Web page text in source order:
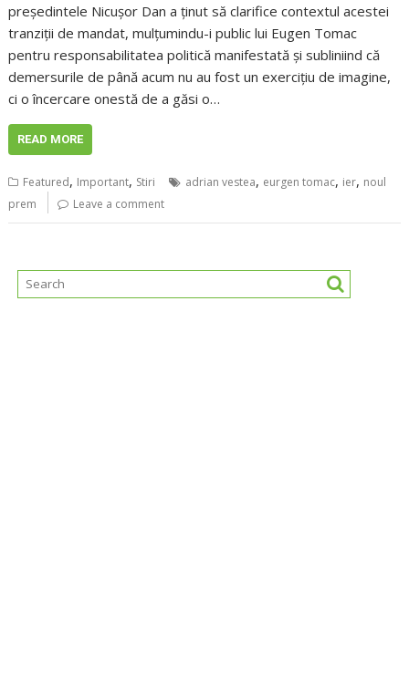
președintele Nicușor Dan a ținut să clarifice contextul acestei
tranziții de mandat, mulțumindu-i public lui Eugen Tomac
pentru responsabilitatea politică manifestată și subliniind că
demersurile de până acum nu au fost un exercițiu de imagine,
ci o încercare onestă de a găsi o…
READ MORE
Featured, Important, Stiri adrian vestea, eurgen tomac, ier, noul
prem
Leave a comment